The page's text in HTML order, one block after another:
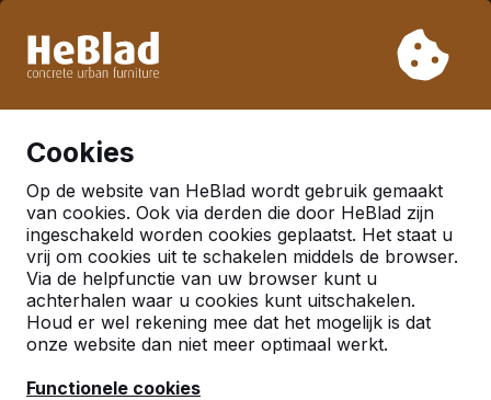
week 33. Houdt u daarom rekening met langere levertijden.
Cookies
Op de website van HeBlad wordt gebruik gemaakt
van cookies. Ook via derden die door HeBlad zijn
ingeschakeld worden cookies geplaatst. Het staat u
vrij om cookies uit te schakelen middels de browser.
Via de helpfunctie van uw browser kunt u
achterhalen waar u cookies kunt uitschakelen.
Houd er wel rekening mee dat het mogelijk is dat
onze website dan niet meer optimaal werkt.
Functionele cookies
Al meer dan 30.000 producten verkocht
Nederland
Referenties in:Haarlem